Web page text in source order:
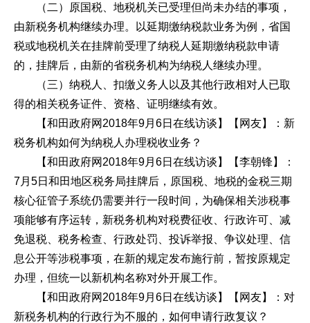
（二）原国税、地税机关已受理但尚未办结的事项，
由新税务机构继续办理。以延期缴纳税款业务为例，省国
税或地税机关在挂牌前受理了纳税人延期缴纳税款申请
的，挂牌后，由新的省税务机构为纳税人继续办理。
（三）纳税人、扣缴义务人以及其他行政相对人已取
得的相关税务证件、资格、证明继续有效。
【和田政府网2018年9月6日在线访谈】【网友】：新
税务机构如何为纳税人办理税收业务？
【和田政府网2018年9月6日在线访谈】【李朝锋】：
7月5日和田地区税务局挂牌后，原国税、地税的金税三期
核心征管子系统仍需要并行一段时间，为确保相关涉税事
项能够有序运转，新税务机构对税费征收、行政许可、减
免退税、税务检查、行政处罚、投诉举报、争议处理、信
息公开等涉税事项，在新的规定发布施行前，暂按原规定
办理，但统一以新机构名称对外开展工作。
【和田政府网2018年9月6日在线访谈】【网友】：对
新税务机构的行政行为不服的，如何申请行政复议？